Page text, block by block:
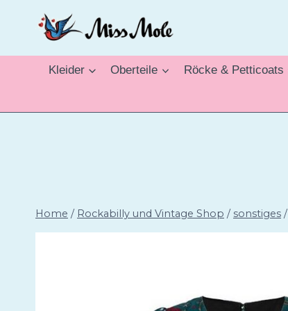
Kleider Oberteile Röcke & Petticoats
Home / Rockabilly und Vintage Shop / sonstiges /